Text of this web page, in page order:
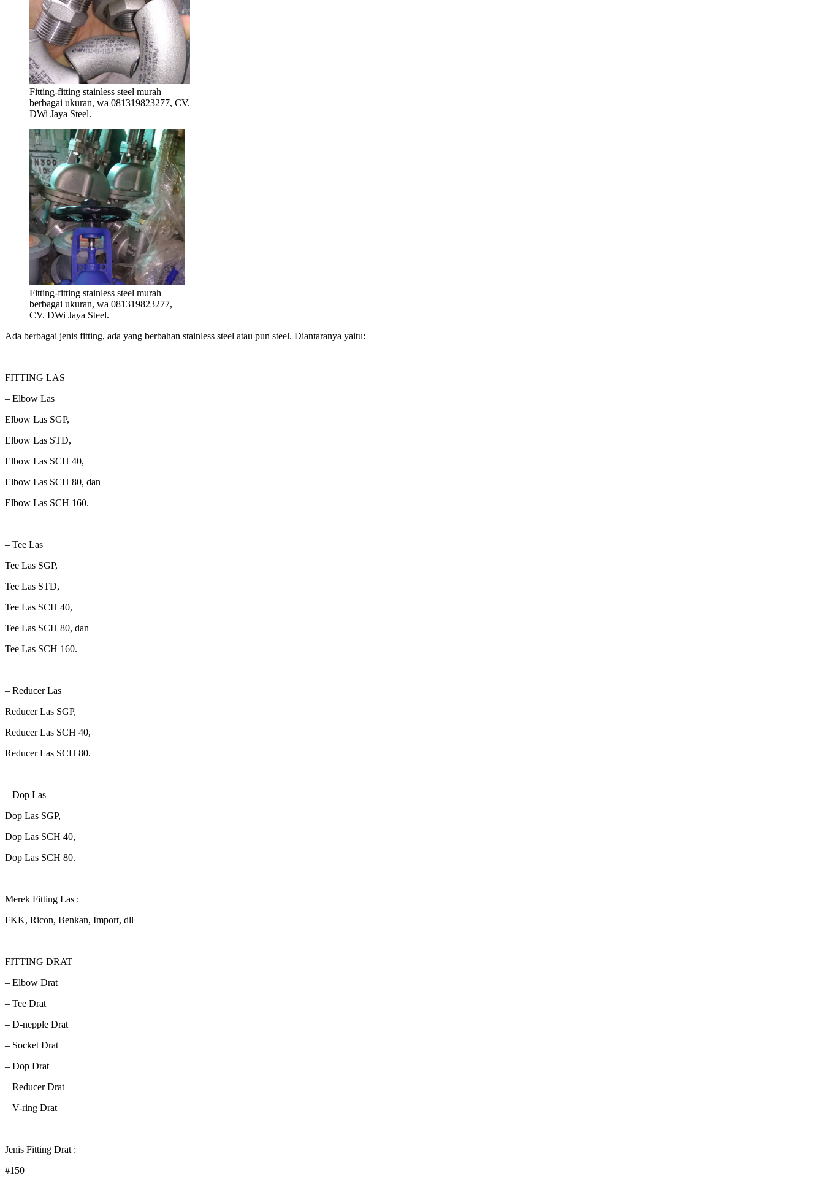
Fitting-fitting stainless steel murah
berbagai ukuran, wa 081319823277, CV.
DWi Jaya Steel.
Fitting-fitting stainless steel murah
berbagai ukuran, wa 081319823277,
CV. DWi Jaya Steel.
Ada berbagai jenis fitting, ada yang berbahan stainless steel atau pun steel. Diantaranya yaitu:
FITTING LAS
– Elbow Las
Elbow Las SGP,
Elbow Las STD,
Elbow Las SCH 40,
Elbow Las SCH 80, dan
Elbow Las SCH 160.
– Tee Las
Tee Las SGP,
Tee Las STD,
Tee Las SCH 40,
Tee Las SCH 80, dan
Tee Las SCH 160.
– Reducer Las
Reducer Las SGP,
Reducer Las SCH 40,
Reducer Las SCH 80.
– Dop Las
Dop Las SGP,
Dop Las SCH 40,
Dop Las SCH 80.
Merek Fitting Las :
FKK, Ricon, Benkan, Import, dll
FITTING DRAT
– Elbow Drat
– Tee Drat
– D-nepple Drat
– Socket Drat
– Dop Drat
– Reducer Drat
– V-ring Drat
Jenis Fitting Drat :
#150